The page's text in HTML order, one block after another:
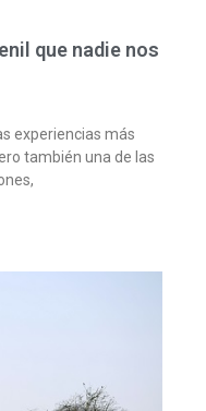
que nadie nos
experiencias más
también una de las